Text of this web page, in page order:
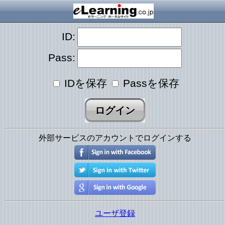
ID:
Pass:
IDを保存 Passを保存
外部サービスのアカウントでログインする
ユーザ登録